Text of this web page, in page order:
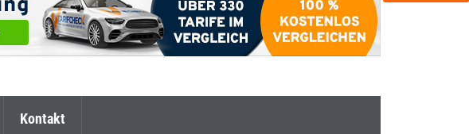
Kontakt